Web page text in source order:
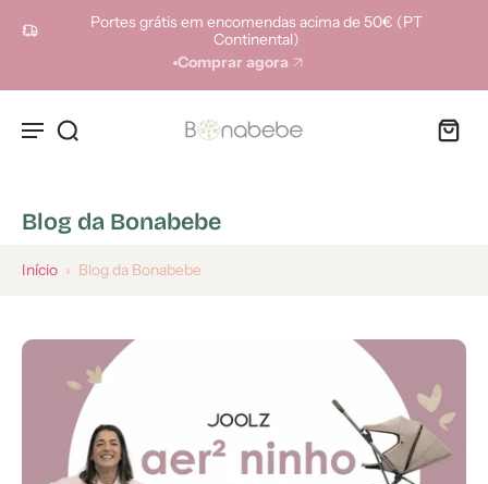
Portes grátis em encomendas acima de 50€ (PT
Continental)
Comprar agora
Blog da Bonabebe
Início › Blog da Bonabebe